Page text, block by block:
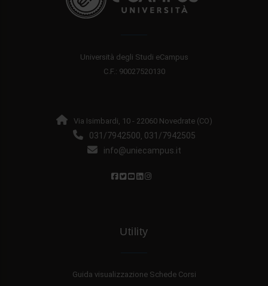
Università degli Studi eCampus
C.F.: 90027520130
Via Isimbardi, 10 - 22060 Novedrate (CO)
031/7942500, 031/7942505
info@uniecampus.it
Utility
Guida visualizzazione Schede Corsi